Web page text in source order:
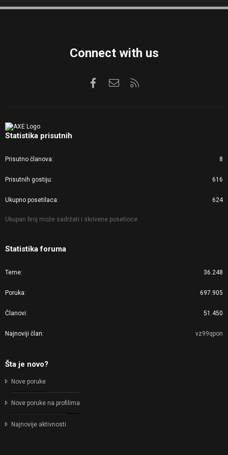
S
Connect with us
FacebookKontaktirajte nas
Statistika prisutnih
Prisutno članova 8
Prisutnih gostiju 616
Ukupno posetilaca 624
Ukupan broj može sadržati i skrivene posetioce.
Statistika foruma
Teme 36.248
Poruka 697.905
Članovi 51.450
Najnoviji član vz99qpon
Šta je novo?
Nove poruke
Nove poruke na profilima
Najnovije aktivnosti